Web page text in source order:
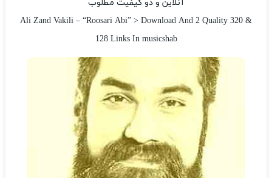
آنلاین و دو کیفیت مطلوب
Ali Zand Vakili – “Roosari Abi” > Download And 2 Quality 320 &
128 Links In musicshab